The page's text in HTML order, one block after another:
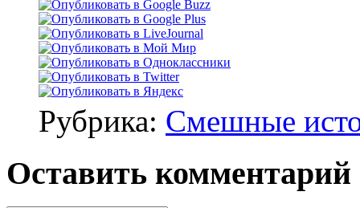
Рубрика: Смешные
Оставить комментарий